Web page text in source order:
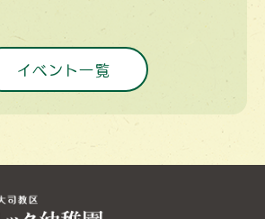
イベント一覧